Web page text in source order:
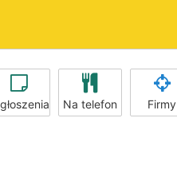
Na telefon Firmy